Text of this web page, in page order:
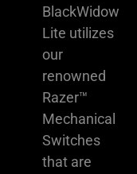
BlackWidow
Lite utilizes
our
renowned
Razer™
Mechanical
Switches
that are